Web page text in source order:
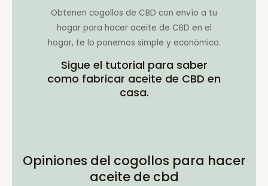
Obtenen cogollos de CBD con envío a tu
hogar para hacer aceite de CBD en el
hogar, te lo ponemos simple y económico.
Sigue el tutorial para saber
como fabricar aceite de CBD en
casa.
Opiniones del cogollos para hacer
aceite de cbd